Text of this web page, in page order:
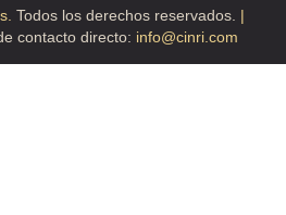
Todos los derechos reservados. |
contacto directo: info@cinri.com